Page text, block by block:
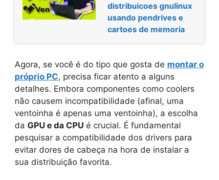
distribuicoes gnulinux
usando pendrives e
cartoes de memoria
Agora, se você é do tipo que gosta de montar o
próprio PC, precisa ficar atento a alguns
detalhes. Embora componentes como coolers
não causem incompatibilidade (afinal, uma
ventoinha é apenas uma ventoinha), a escolha
da GPU e da CPU é crucial. É fundamental
pesquisar a compatibilidade dos drivers para
evitar dores de cabeça na hora de instalar a
sua distribuição favorita.